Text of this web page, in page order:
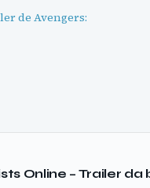
de Avengers:
Online – Trailer da